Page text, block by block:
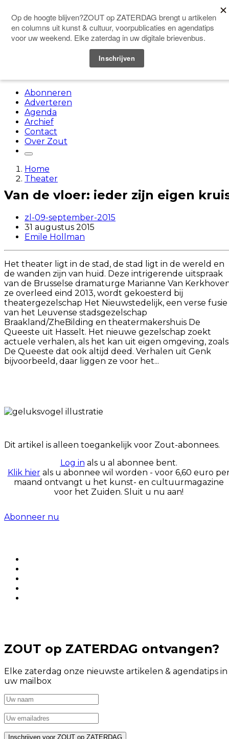
Doneer
Abonneren
Adverteren
Agenda
Archief
Contact
Over Zout
Home
Theater
Van de vloer: ieder zijn eigen
zl-09-september-2015
31 augustus 2015
Emile Hollman
Het theater ligt in de stad, de stad ligt in de wereld en
de wanden zijn van huid. Deze intrigerende uitspraak
van de Brusselse dramaturge Marianne Van
ze overleed eind 2013, wordt gekoesterd bij
theatergezelschap Het Nieuwstedelijk, een verse fusie
van het Leuvense stadsgezelschap
Braakland/ZheBilding en theatermakershuis De
Queeste uit Hasselt. Het nieuwe gezelschap zoekt
actuele verhalen, als het kan uit eigen omgeving, zoals
De Queeste dat ook altijd deed. Verhalen uit Genk
bijvoorbeeld, daar liggen ze voor het...
Dit artikel is alleen toegankelijk voor Zout-abonnees.
Log in als u al abonnee bent.
Klik hierals u abonnee wil worden - voor 6,60 euro
maand ontvangt u het kunst- en cultuurmagazine
voor het Zuiden. Sluit u nu aan!
Abonneer nu
ZOUT op ZATERDAG ontvangen?
Elke zaterdag onze nieuwste artikelen & agendatips in
uw mailbox